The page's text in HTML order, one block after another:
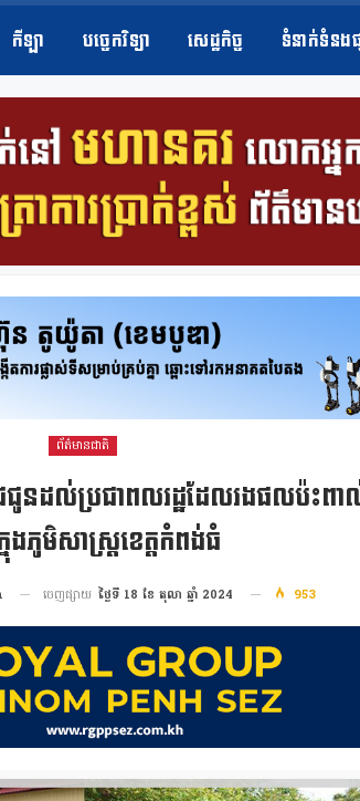
កីឡា បច្ចេកវិទ្យា សេដ្ឋកិច្ច ទំនាក់ទំនង
ព័ត៌មានជាតិ
ជជូនដល់ប្រជាពលរដ្ឋដែលរងផលប៉ះ
ងភូមិសាស្រ្តខេត្តកំពង់ធំ
ចេញផ្សាយ ថ្ងៃទី 18 ខែ តុលា ឆ្នាំ 2024 953